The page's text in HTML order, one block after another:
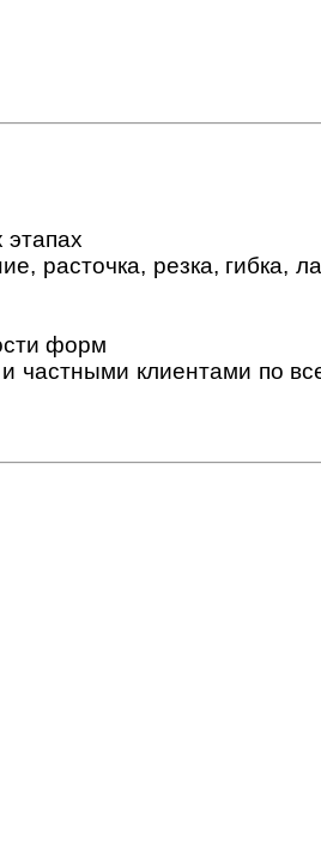
расточка, резка, гибка,
форм
клиентами по